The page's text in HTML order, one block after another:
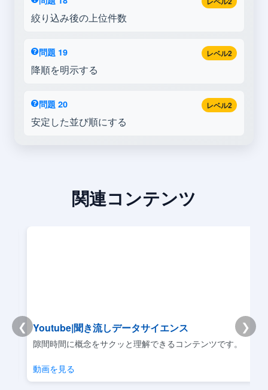
絞り込み後の上位件数
レベル2
問題 19
降順を明示する
レベル2
問題 20
安定した並び順にする
関連コンテンツ
❮ ❯
Youtube|聞き流しデータサイエンス
隙間時間に概念をサクッと理解できるコンテンツです。
動画を見る